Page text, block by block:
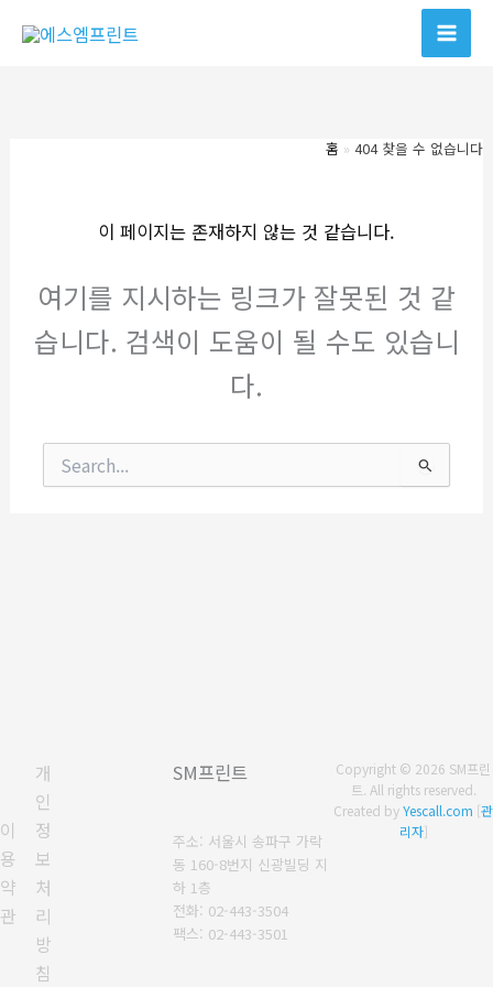
홈 404 찾을 수 없습니다
이 페이지는 존재하지 않는 것 같습니다.
여기를 지시하는 링크가 잘못된 것 같
습니다. 검색이 도움이 될 수도 있습니
다.
이
용
약
관
개
인
정
보
처
리
방
침
SM프린트
주소: 서울시 송파구 가락
동 160-8번지 신광빌딩 지
하 1층
전화: 02-443-3504
팩스: 02-443-3501
Copyright © 2026 SM프린
트. All rights reserved.
Created byYescall.com [관
리자]